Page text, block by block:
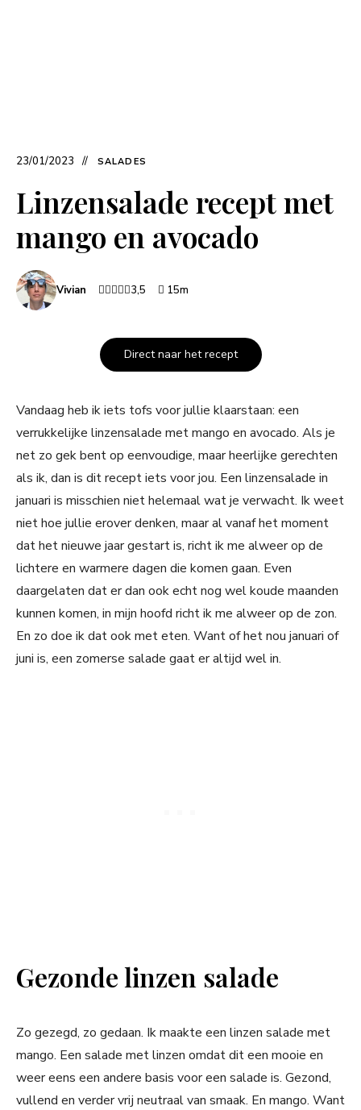
23/01/2023 SALADES
Linzensalade recept met
mango en avocado
Vivian 3,5 15m
Direct naar het recept
Vandaag heb ik iets tofs voor jullie klaarstaan: een
verrukkelijke linzensalade met mango en avocado. Als je
net zo gek bent op eenvoudige, maar heerlijke gerechten
als ik, dan is dit recept iets voor jou. Een linzensalade in
januari is misschien niet helemaal wat je verwacht. Ik weet
niet hoe jullie erover denken, maar al vanaf het moment
dat het nieuwe jaar gestart is, richt ik me alweer op de
lichtere en warmere dagen die komen gaan. Even
daargelaten dat er dan ook echt nog wel koude maanden
kunnen komen, in mijn hoofd richt ik me alweer op de zon.
En zo doe ik dat ook met eten. Want of het nou januari of
juni is, een zomerse salade gaat er altijd wel in.
Gezonde linzen salade
Zo gezegd, zo gedaan. Ik maakte een linzen salade met
mango. Een salade met linzen omdat dit een mooie en
weer eens een andere basis voor een salade is. Gezond,
vullend en verder vrij neutraal van smaak. En mango. Want